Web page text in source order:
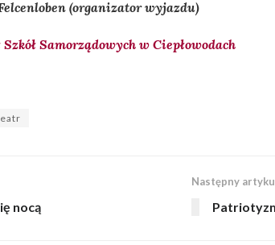
(organizator wyjazdu)
Szkół Samorządowych w Ciepłowodach
nocą
Następny